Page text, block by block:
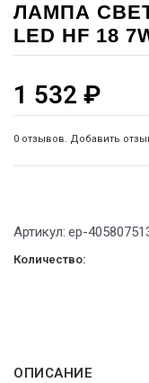
ЛАМПА
LED HF 18
1 532 ₽
0 отзывов. Добавить
Артикул: ep-
Количество:
ОПИСАНИЕ